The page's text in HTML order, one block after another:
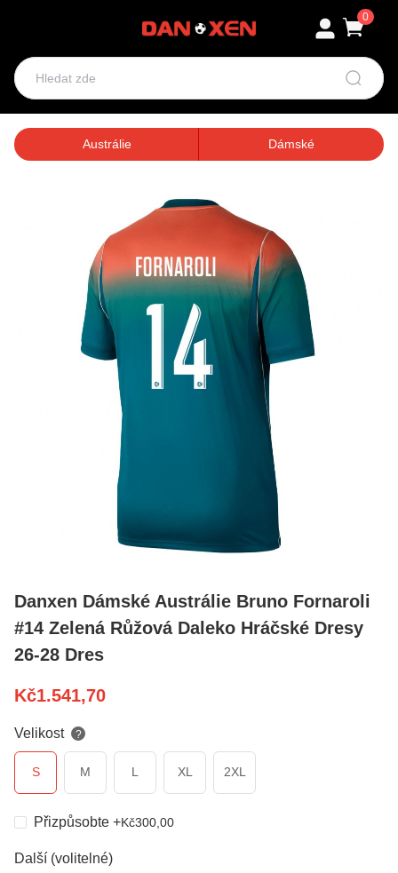
0
Austrálie Dámské
Danxen Dámské Austrálie Bruno Fornaroli
#14 Zelená Růžová Daleko Hráčské Dresy
26-28 Dres
Kč1.541,70
Velikost ?
S M L XL 2XL
Přizpůsobte +Kč300,00
Další (volitelné)